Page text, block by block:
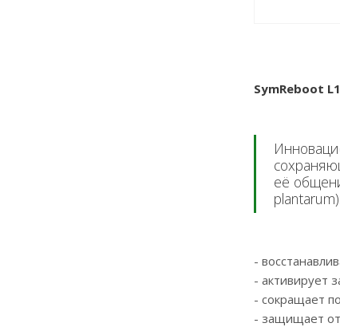
SymReboot
её
plantarum):
-
- активирует
- сокращает
- защищает